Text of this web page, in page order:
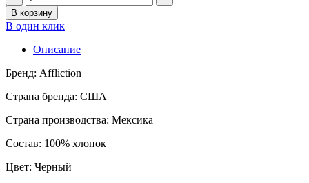
В корзину
В один клик
Описание
Бренд: Affliction
Страна бренда: США
Страна производства: Мексика
Состав: 100% хлопок
Цвет: Черный